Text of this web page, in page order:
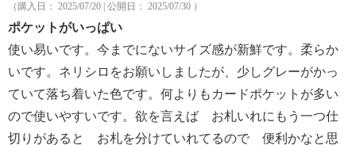
（購入日： 2025/07/20 | 公開日： 2025/07/30 ）
ポケットがいっぱい
使い易いです。今までにないサイズ感が新鮮です。柔らか
いです。ネリシロをお願いしましたが、少しグレーがかっ
ていて落ち着いた色です。何よりもカードポケットが多い
ので使いやすいです。欲を言えば お札いれにもう一つ仕
切りがあると お札を分けていれてるので 便利かなと思